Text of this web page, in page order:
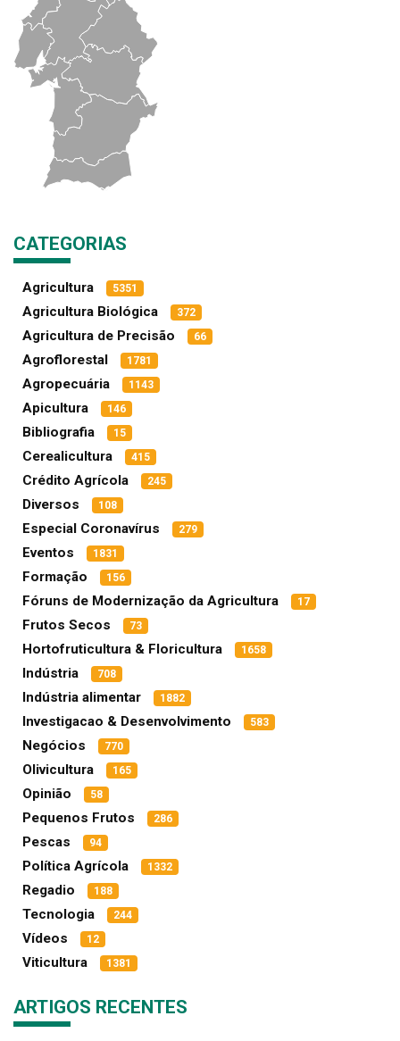
CATEGORIAS
Agricultura 5351
Agricultura Biológica 372
Agricultura de Precisão 66
Agroflorestal 1781
Agropecuária 1143
Apicultura 146
Bibliografia 15
Cerealicultura 415
Crédito Agrícola 245
Diversos 108
Especial Coronavírus 279
Eventos 1831
Formação 156
Fóruns de Modernização da Agricultura 17
Frutos Secos 73
Hortofruticultura & Floricultura 1658
Indústria 708
Indústria alimentar 1882
Investigacao & Desenvolvimento 583
Negócios 770
Olivicultura 165
Opinião 58
Pequenos Frutos 286
Pescas 94
Política Agrícola 1332
Regadio 188
Tecnologia 244
Vídeos 12
Viticultura 1381
ARTIGOS RECENTES